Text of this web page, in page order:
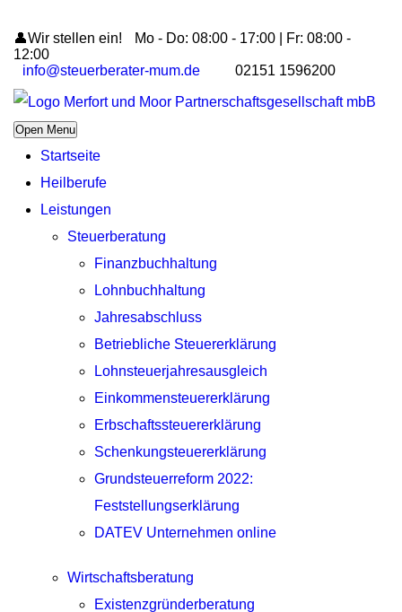
👤Wir stellen ein!
Mo - Do: 08:00 - 17:00 | Fr: 08:00 -
12:00
info@steuerberater-mum.de
02151 1596200
Open Menu
Startseite
Heilberufe
Leistungen
Steuerberatung
Finanzbuchhaltung
Lohnbuchhaltung
Jahresabschluss
Betriebliche Steuererklärung
Lohnsteuerjahresausgleich
Einkommensteuererklärung
Erbschaftssteuererklärung
Schenkungsteuererklärung
Grundsteuerreform 2022:
Feststellungserklärung
DATEV Unternehmen online
Wirtschaftsberatung
Existenzgründerberatung